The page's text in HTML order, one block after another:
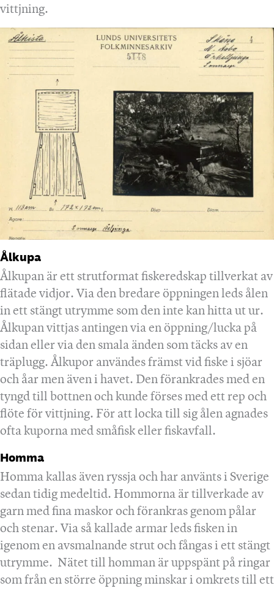
vittjning.
Ålkupa
Ålkupan är ett strutformat fiskeredskap tillverkat av
flätade vidjor. Via den bredare öppningen leds ålen
in ett stängt utrymme som den inte kan hitta ut ur.
Ålkupan vittjas antingen via en öppning/lucka på
sidan eller via den smala änden som täcks av en
träplugg. Ålkupor användes främst vid fiske i sjöar
och åar men även i havet. Den förankrades med en
tyngd till bottnen och kunde förses med ett rep och
flöte för vittjning. För att locka till sig ålen agnades
ofta kuporna med småfisk eller fiskavfall.
Homma
Homma kallas även ryssja och har använts i Sverige
sedan tidig medeltid. Hommorna är tillverkade av
garn med fina maskor och förankras genom pålar
och stenar. Via så kallade armar leds fisken in
igenom en avsmalnande strut och fångas i ett stängt
utrymme. Nätet till homman är uppspänt på ringar
som från en större öppning minskar i omkrets till ett